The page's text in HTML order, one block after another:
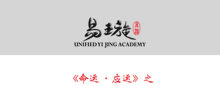
《命运 ·应运》之